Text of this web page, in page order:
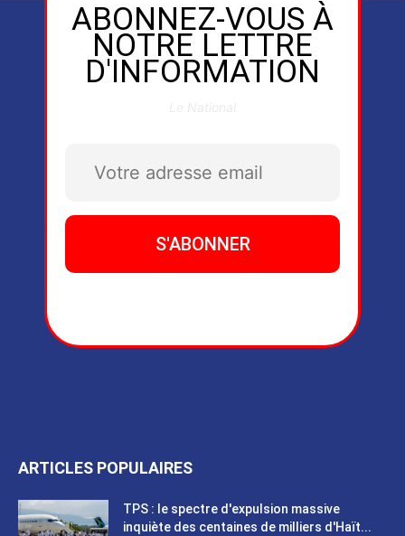
ABONNEZ-VOUS À
NOTRE LETTRE
D'INFORMATION
ARTICLES POPULAIRES
TPS : le spectre d'expulsion massive
inquiète des centaines de milliers d'Haït...